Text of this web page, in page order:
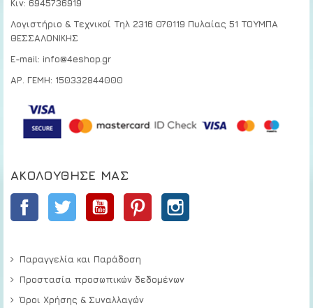
Κιν: 6945736919
Λογιστήριο & Τεχνικοί Τηλ 2316 070119 Πυλαίας 51 ΤΟΥΜΠΑ
ΘΕΣΣΑΛΟΝΙΚΗΣ
E-mail: info@4eshop.gr
ΑΡ. ΓΕΜΗ: 150332844000
ΑΚΟΛΟΎΘΗΣΕ ΜΑΣ
Facebook Twitter YouTube Pinterest
Παραγγελία και Παράδοση
Προστασία προσωπικών δεδομένων
Όροι Χρήσης & Συναλλαγών